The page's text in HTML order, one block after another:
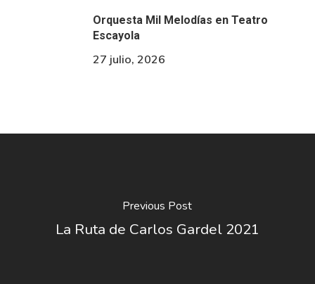
Orquesta Mil Melodías en Teatro
Escayola
27 julio, 2026
Previous Post
La Ruta de Carlos Gardel 2021